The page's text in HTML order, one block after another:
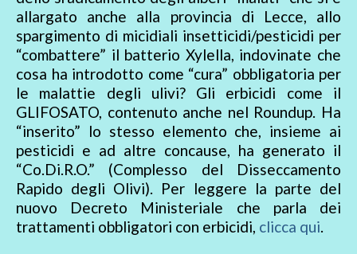
allargato anche alla provincia di Lecce, allo
spargimento di micidiali insetticidi/pesticidi per
“combattere” il batterio Xylella, indovinate che
cosa ha introdotto come “cura” obbligatoria per
le malattie degli ulivi? Gli erbicidi come il
GLIFOSATO, contenuto anche nel Roundup. Ha
“inserito” lo stesso elemento che, insieme ai
pesticidi e ad altre concause, ha generato il
“Co.Di.R.O.” (Complesso del Disseccamento
Rapido degli Olivi). Per leggere la parte del
nuovo Decreto Ministeriale che parla dei
trattamenti obbligatori con erbicidi, clicca qui.